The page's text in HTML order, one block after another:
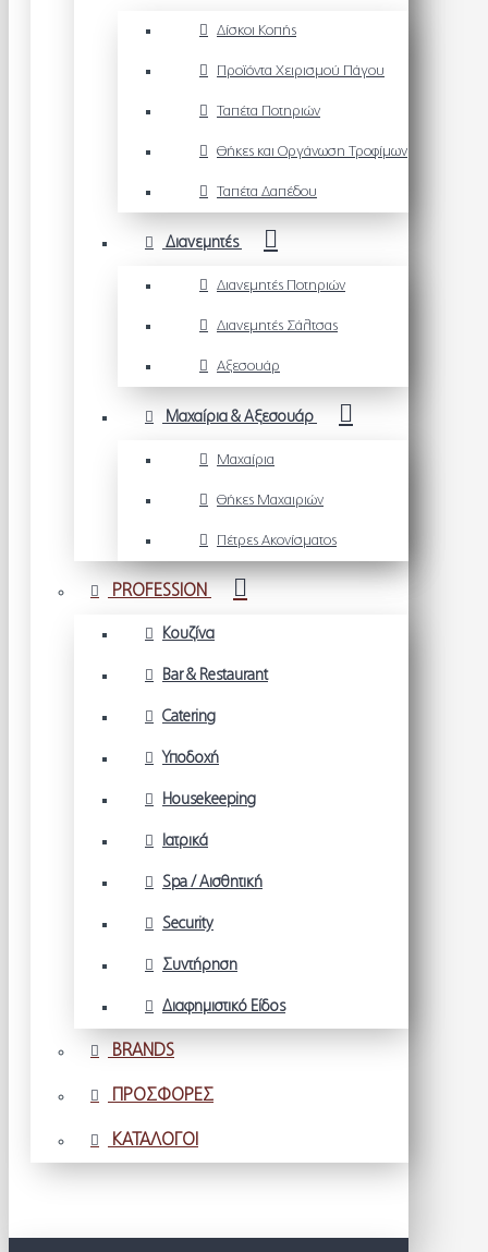
Δίσκοι Κοπής
Προϊόντα Χειρισμού Πάγου
Ταπέτα Ποτηριών
Θήκες και Οργάνωση Τροφίμων
Ταπέτα Δαπέδου
Διανεμητές
Διανεμητές Ποτηριών
Διανεμητές Σάλτσας
Αξεσουάρ
Μαχαίρια & Αξεσουάρ
Μαχαίρια
Θήκες Μαχαιριών
Πέτρες Ακονίσματος
PROFESSION
Κουζίνα
Bar & Restaurant
Catering
Υποδοχή
Housekeeping
Ιατρικά
Spa / Αισθητική
Security
Συντήρηση
Διαφημιστικό Είδος
BRANDS
ΠΡΟΣΦΟΡΕΣ
ΚΑΤΑΛΟΓΟΙ